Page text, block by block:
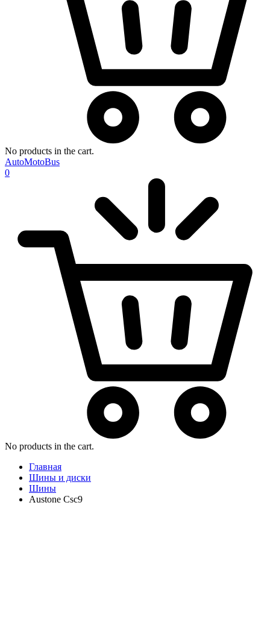
No products in the cart.
AutoMotoBus
0
No products in the cart.
Главная
Шины и диски
Шины
Austone Csc9